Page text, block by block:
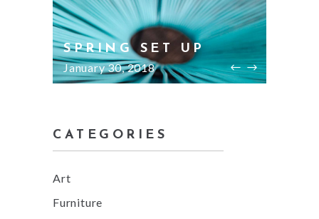
SPRING SET UP
January 30, 2018
CATEGORIES
Art
Furniture